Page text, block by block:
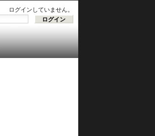
ログインしていません。